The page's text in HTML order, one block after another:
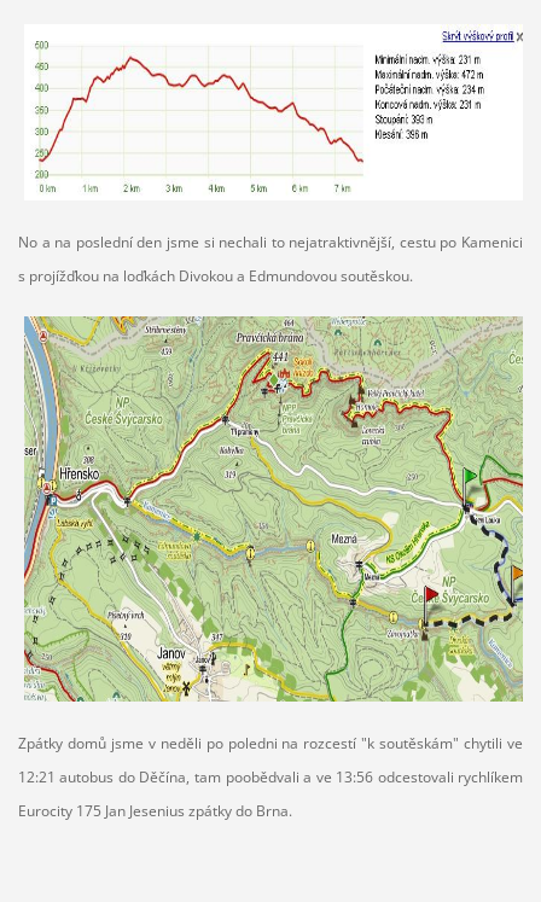
No a na poslední den jsme si nechali to nejatraktivnější, cestu po Kamenici
s projížďkou na loďkách Divokou a Edmundovou soutěskou.
Zpátky domů jsme v neděli po poledni na rozcestí "k soutěskám" chytili ve
12:21 autobus do Děčína, tam poobědvali a ve 13:56 odcestovali rychlíkem
Eurocity 175 Jan Jesenius zpátky do Brna.